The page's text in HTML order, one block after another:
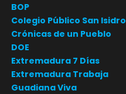
BOP
Colegio Público San Isidro
Crónicas de un Pueblo
DOE
Extremadura 7 Días
Extremadura Trabaja
Guadiana Viva